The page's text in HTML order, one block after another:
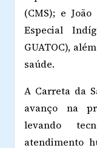
(CMS); e
Especial
GUATOC),
saúde.
A Carreta da
avanço na
levando
atendimento